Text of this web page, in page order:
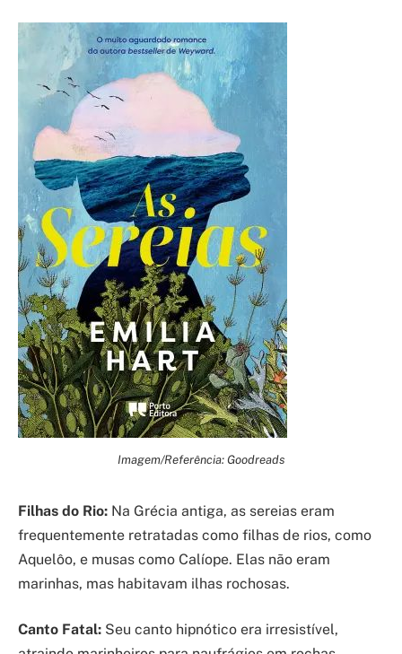
Imagem/Referência: Goodreads
Filhas do Rio: Na Grécia antiga, as sereias eram
frequentemente retratadas como filhas de rios, como
Aquelôo, e musas como Calíope. Elas não eram
marinhas, mas habitavam ilhas rochosas.
Canto Fatal: Seu canto hipnótico era irresistível,